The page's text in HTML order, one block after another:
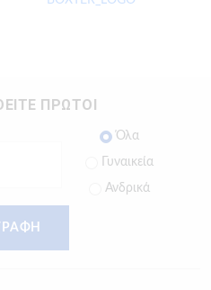
ΠΡΩΤΟΙ
Όλα
Γυναικεία
Ανδρικά